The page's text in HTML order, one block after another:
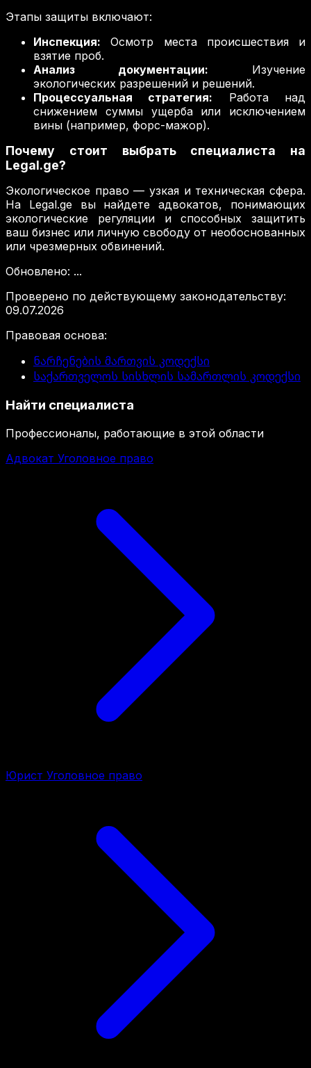
Этапы защиты включают:
Инспекция: Осмотр места происшествия и
взятие проб.
Анализ документации: Изучение
экологических разрешений и решений.
Процессуальная стратегия: Работа над
снижением суммы ущерба или исключением
вины (например, форс-мажор).
Почему стоит выбрать специалиста на
Legal.ge?
Экологическое право — узкая и техническая сфера.
На Legal.ge вы найдете адвокатов, понимающих
экологические регуляции и способных защитить
ваш бизнес или личную свободу от необоснованных
или чрезмерных обвинений.
Обновлено: ...
Проверено по действующему законодательству:
09.07.2026
Правовая основа:
ნარჩენების მართვის კოდექსი
საქართველოს სისხლის სამართლის კოდექსი
Найти специалиста
Профессионалы, работающие в этой области
Адвокат Уголовное право
Юрист Уголовное право